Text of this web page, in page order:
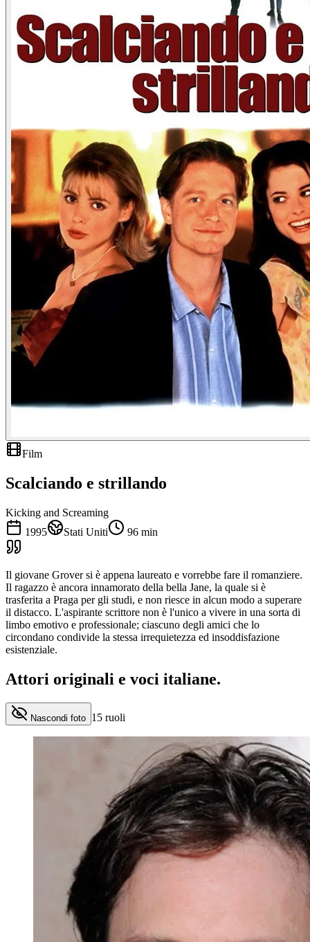
Film
Scalciando e strillando
Kicking and Screaming
1995
Stati Uniti 96 min
Il giovane Grover si è appena laureato e vorrebbe fare il romanziere.
Il ragazzo è ancora innamorato della bella Jane, la quale si è
trasferita a Praga per gli studi, e non riesce in alcun modo a superare
il distacco. L'aspirante scrittore non è l'unico a vivere in una sorta di
limbo emotivo e professionale; ciascuno degli amici che lo
circondano condivide la stessa irrequietezza ed insoddisfazione
esistenziale.
Attori originali e voci italiane.
Nascondi foto 15 ruoli